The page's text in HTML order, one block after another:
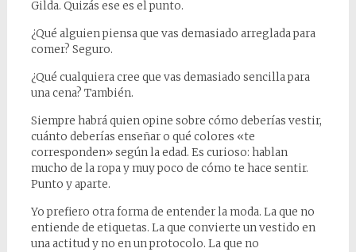
Gilda. Quizás ese es el punto.
¿Qué alguien piensa que vas demasiado arreglada para
comer? Seguro.
¿Qué cualquiera cree que vas demasiado sencilla para
una cena? También.
Siempre habrá quien opine sobre cómo deberías vestir,
cuánto deberías enseñar o qué colores «te
corresponden» según la edad. Es curioso: hablan
mucho de la ropa y muy poco de cómo te hace sentir.
Punto y aparte.
Yo prefiero otra forma de entender la moda. La que no
entiende de etiquetas. La que convierte un vestido en
una actitud y no en un protocolo. La que no